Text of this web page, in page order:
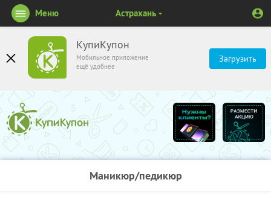
КупиКупон
Мобильное приложение
ещё удобнее
Загрузить
Меню Астрахань
Маникюр/педикюр